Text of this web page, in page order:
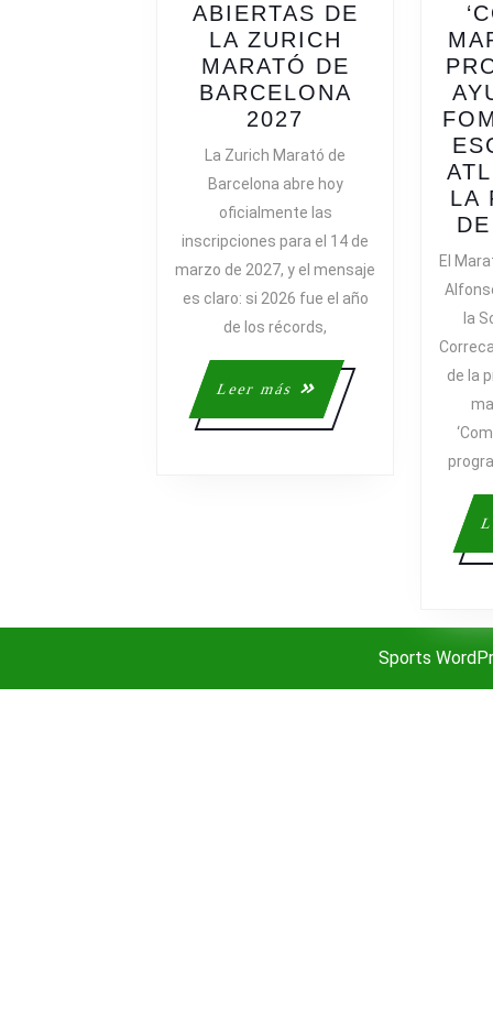
ABIERTAS DE
LA ZURICH
MARATÓ DE
BARCELONA
2027
ABIERTAS
LA
ZURICH
MARATÓ
DE
BARCELONA
2027
La Zurich Marató de
Barcelona abre hoy
oficialmente las
inscripciones para el 14 de
marzo de 2027, y el mensaje
es claro: si 2026 fue el año
de los récords,
Leer más
Leer
más
LA
El
la
de la
Sports